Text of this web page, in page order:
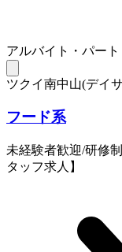
アルバイト・パート
ツクイ南中山(デイ
フード系
未経験者歓迎/研修
タッフ求人】